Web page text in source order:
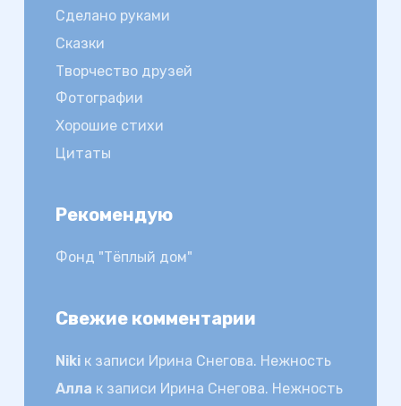
Сделано руками
Сказки
Творчество друзей
Фотографии
Хорошие стихи
Цитаты
Рекомендую
Фонд "Тёплый дом"
Свежие комментарии
Nikiк записи Ирина Снегова. Нежность
Алла к записи Ирина Снегова. Нежность